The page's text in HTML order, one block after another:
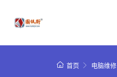
首页 电脑维修